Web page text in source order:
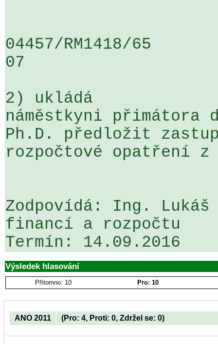
04457/RM1418/
07
2) ukládá
náměstkyni
Ph.D. předložit
rozpočtové opatření
Zodpovídá: Ing.
financí a rozpočtu
Výsledek hlasování
Přítomno: 10 Pro: 10
ANO 2011 (Pro: 4, Proti: 0, Zdržel se: 0)